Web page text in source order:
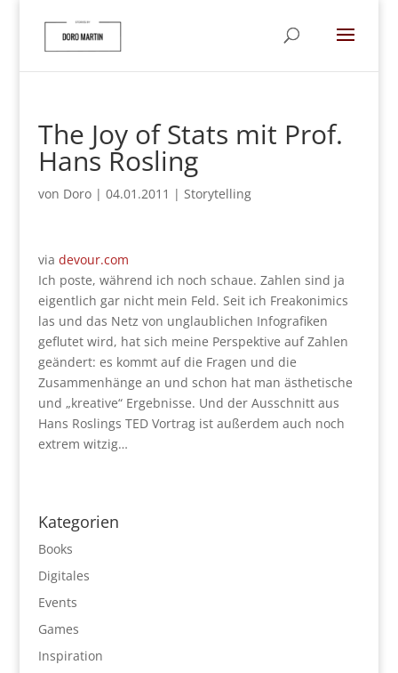
The Joy of Stats mit Prof.
Hans Rosling
von Doro| 04.01.2011 | Storytelling
via devour.com
Ich poste, während ich noch schaue. Zahlen sind ja
eigentlich gar nicht mein Feld. Seit ich Freakonimics
las und das Netz von unglaublichen Infografiken
geflutet wird, hat sich meine Perspektive auf Zahlen
geändert: es kommt auf die Fragen und die
Zusammenhänge an und schon hat man ästhetische
und „kreative“ Ergebnisse. Und der Ausschnitt aus
Hans Roslings TED Vortrag ist außerdem auch noch
extrem witzig…
Kategorien
Books
Digitales
Events
Games
Inspiration